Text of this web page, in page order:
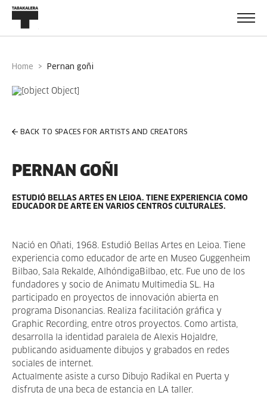
Home pernan goñi
BACK TO SPACES FOR ARTISTS AND CREATORS
PERNAN GOÑI
ESTUDIÓ BELLAS ARTES EN LEIOA. TIENE EXPERIENCIA COMO
EDUCADOR DE ARTE EN VARIOS CENTROS CULTURALES.
Nació en Oñati, 1968. Estudió Bellas Artes en Leioa. Tiene
experiencia como educador de arte en Museo Guggenheim
Bilbao, Sala Rekalde, AlhóndigaBilbao, etc. Fue uno de los
fundadores y socio de Animatu Multimedia SL. Ha
participado en proyectos de innovación abierta en
programa Disonancias. Realiza facilitación gráfica y
Graphic Recording, entre otros proyectos. Como artista,
desarrolla la identidad paralela de Alexis Hojaldre,
publicando asiduamente dibujos y grabados en redes
sociales de internet.
Actualmente asiste a curso Dibujo Radikal en Puerta y
disfruta de una beca de estancia en LA taller.